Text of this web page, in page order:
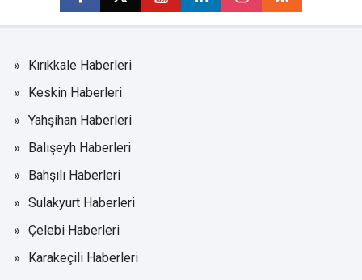
Kırıkkale Haberleri
Keskin Haberleri
Yahşihan Haberleri
Balışeyh Haberleri
Bahşılı Haberleri
Sulakyurt Haberleri
Çelebi Haberleri
Karakeçili Haberleri